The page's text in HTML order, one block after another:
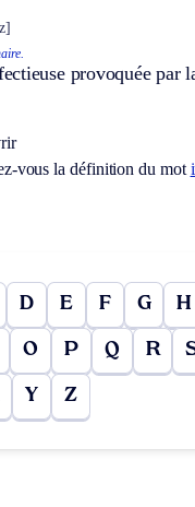
provoquée par
vous la définition du mot
D E F G H
O P Q R
Y Z